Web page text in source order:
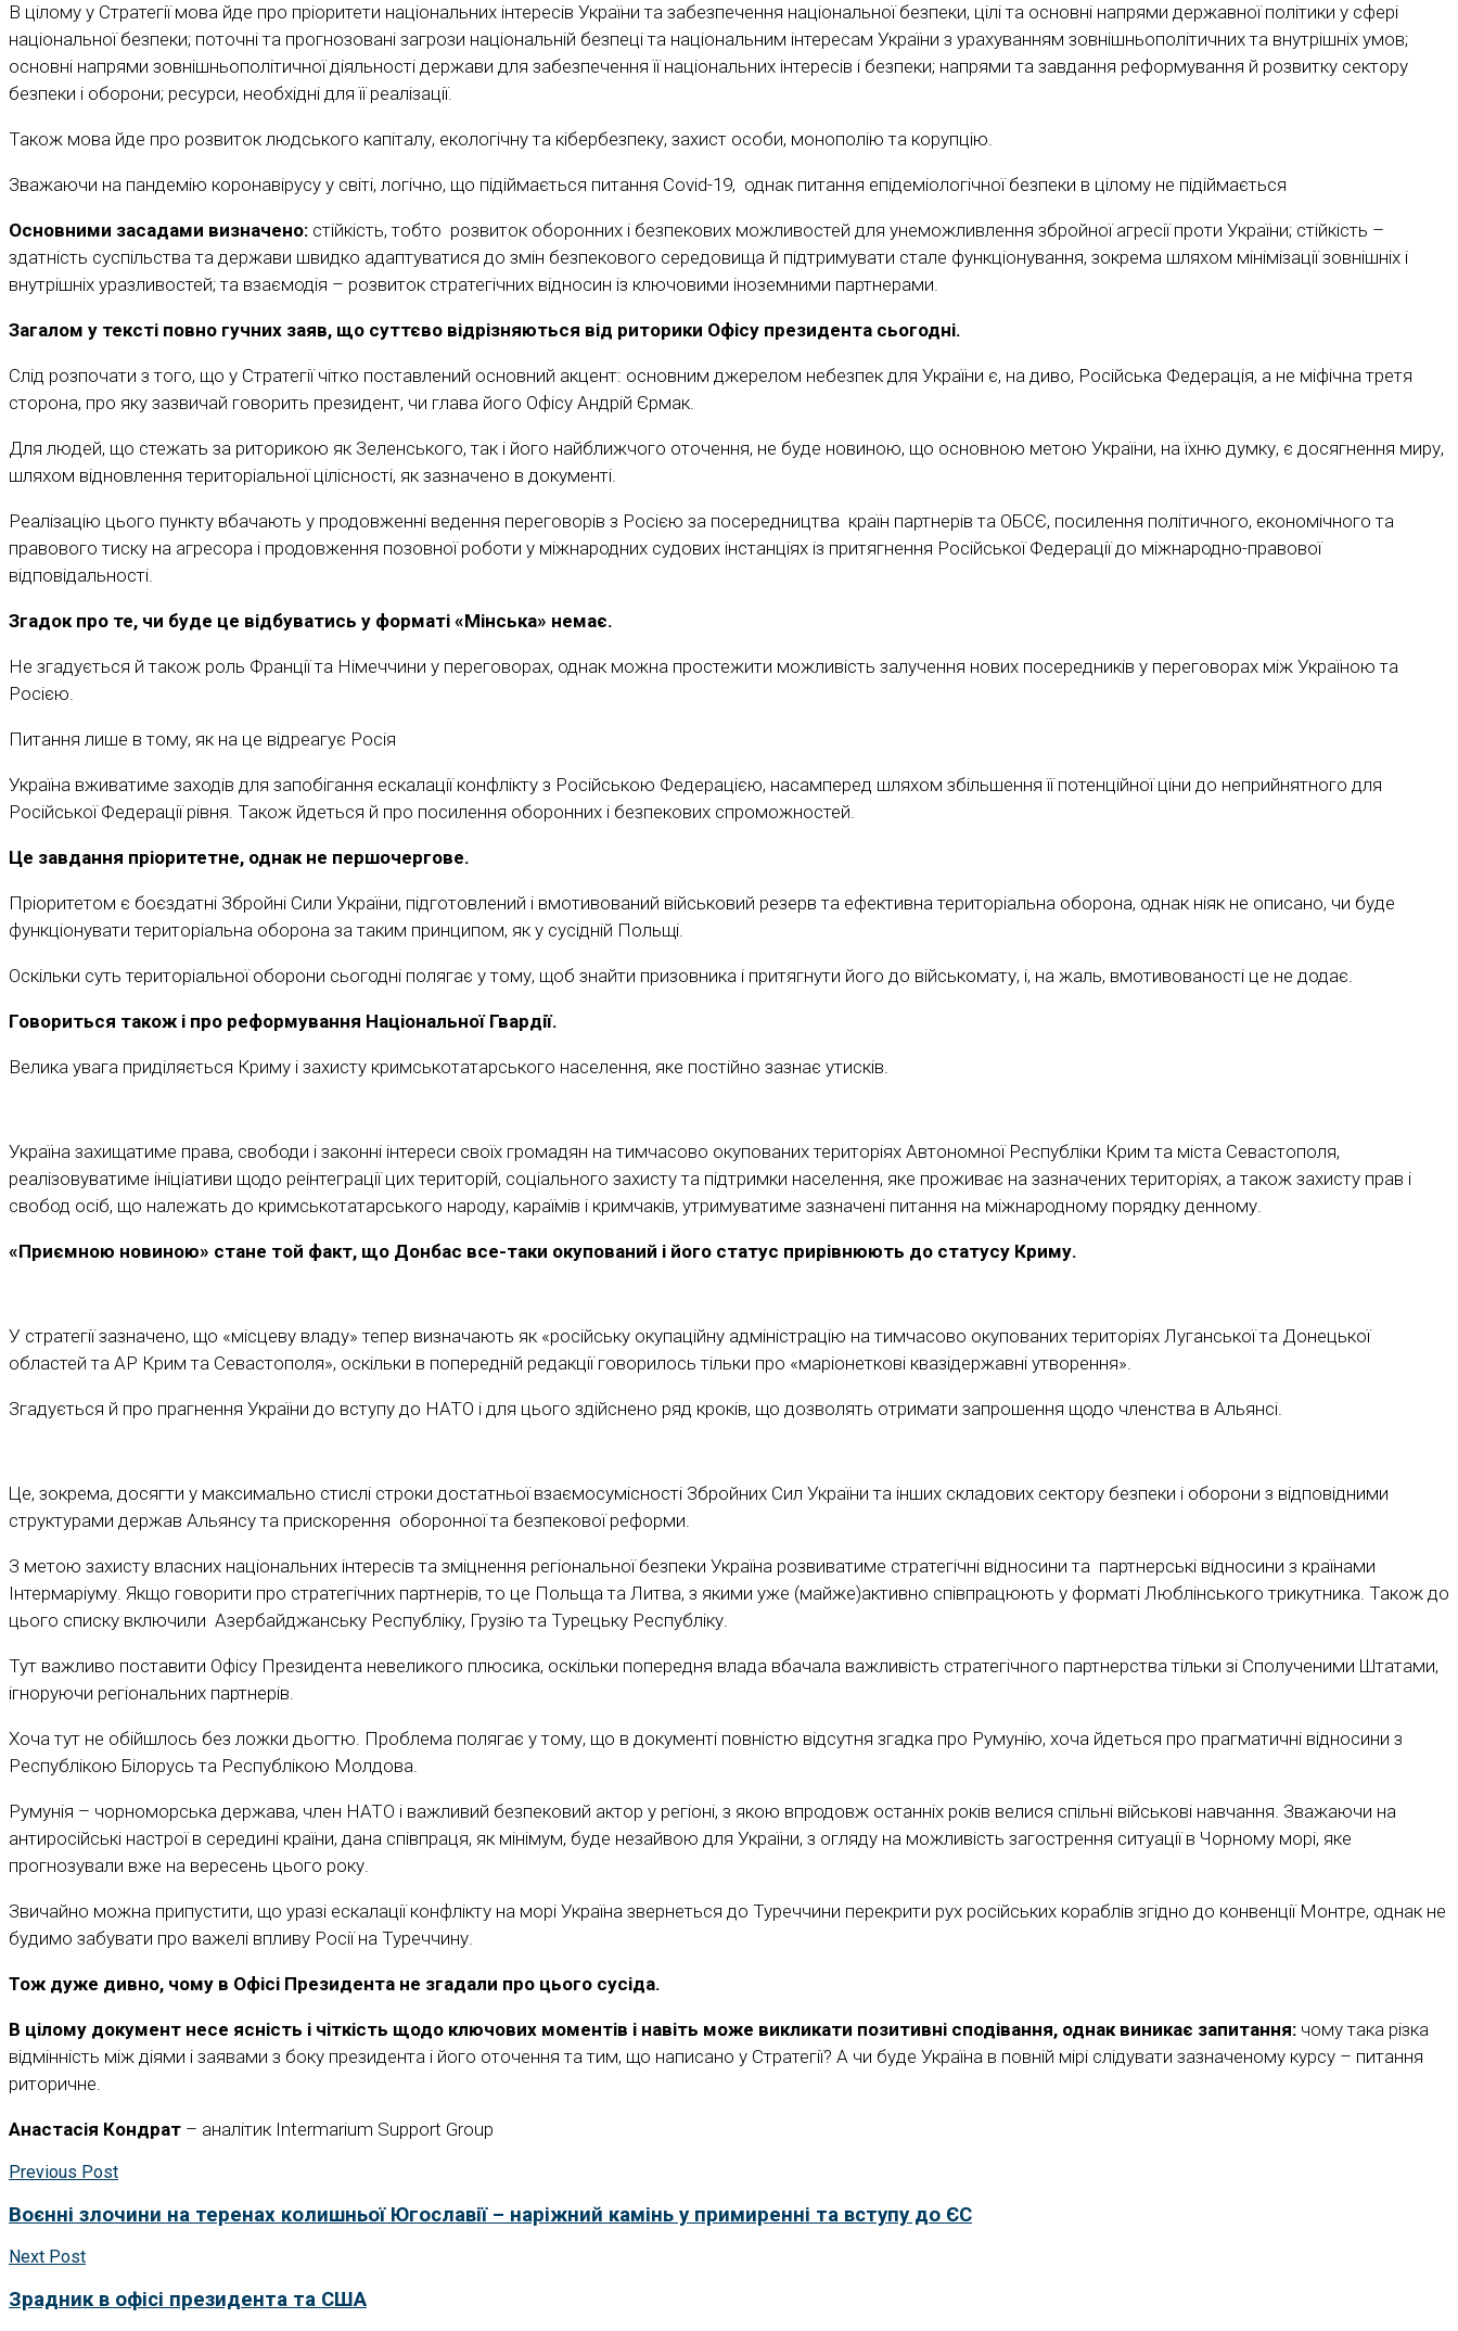
В цілому у Стратегії мова йде про пріоритети національних інтересів України та забезпечення національної безпеки, цілі та основні напрями державної політики у сфері
національної безпеки; поточні та прогнозовані загрози національній безпеці та національним інтересам України з урахуванням зовнішньополітичних та внутрішніх умов;
основні напрями зовнішньополітичної діяльності держави для забезпечення її національних інтересів і безпеки; напрями та завдання реформування й розвитку сектору
безпеки і оборони; ресурси, необхідні для її реалізації.
Також мова йде про розвиток людського капіталу, екологічну та кібербезпеку, захист особи, монополію та корупцію.
Зважаючи на пандемію коронавірусу у світі, логічно, що підіймається питання Сovid-19, однак питання епідеміологічної безпеки в цілому не підіймається
Основними засадами визначено: стійкість, тобто розвиток оборонних і безпекових можливостей для унеможливлення збройної агресії проти України; стійкість –
здатність суспільства та держави швидко адаптуватися до змін безпекового середовища й підтримувати стале функціонування, зокрема шляхом мінімізації зовнішніх і
внутрішніх уразливостей; та взаємодія – розвиток стратегічних відносин із ключовими іноземними партнерами.
Загалом у тексті повно гучних заяв, що суттєво відрізняються від риторики Офісу президента сьогодні.
Слід розпочати з того, що у Стратегії чітко поставлений основний акцент: основним джерелом небезпек для України є, на диво, Російська Федерація, а не міфічна третя
сторона, про яку зазвичай говорить президент, чи глава його Офісу Андрій Єрмак.
Для людей, що стежать за риторикою як Зеленського, так і його найближчого оточення, не буде новиною, що основною метою України, на їхню думку, є досягнення миру,
шляхом відновлення територіальної цілісності, як зазначено в документі.
Реалізацію цього пункту вбачають у продовженні ведення переговорів з Росією за посередництва країн партнерів та ОБСЄ, посилення політичного, економічного та
правового тиску на агресора і продовження позовної роботи у міжнародних судових інстанціях із притягнення Російської Федерації до міжнародно-правової
відповідальності.
Згадок про те, чи буде це відбуватись у форматі «Мінська» немає.
Не згадується й також роль Франції та Німеччини у переговорах, однак можна простежити можливість залучення нових посередників у переговорах між Україною та
Росією.
Питання лише в тому, як на це відреагує Росія
Україна вживатиме заходів для запобігання ескалації конфлікту з Російською Федерацією, насамперед шляхом збільшення її потенційної ціни до неприйнятного для
Російської Федерації рівня. Також йдеться й про посилення оборонних і безпекових спроможностей.
Це завдання пріоритетне, однак не першочергове.
Пріоритетом є боєздатні Збройні Сили України, підготовлений і вмотивований військовий резерв та ефективна територіальна оборона, однак ніяк не описано, чи буде
функціонувати територіальна оборона за таким принципом, як у сусідній Польщі.
Оскільки суть територіальної оборони сьогодні полягає у тому, щоб знайти призовника і притягнути його до військомату, і, на жаль, вмотивованості це не додає.
Говориться також і про реформування Національної Гвардії.
Велика увага приділяється Криму і захисту кримськотатарського населення, яке постійно зазнає утисків.
Україна захищатиме права, свободи і законні інтереси своїх громадян на тимчасово окупованих територіях Автономної Республіки Крим та міста Севастополя,
реалізовуватиме ініціативи щодо реінтеграції цих територій, соціального захисту та підтримки населення, яке проживає на зазначених територіях, а також захисту прав і
свобод осіб, що належать до кримськотатарського народу, караїмів і кримчаків, утримуватиме зазначені питання на міжнародному порядку денному.
«Приємною новиною» стане той факт, що Донбас все-таки окупований і його статус прирівнюють до статусу Криму.
У стратегії зазначено, що «місцеву владу» тепер визначають як «російську окупаційну адміністрацію на тимчасово окупованих територіях Луганської та Донецької
областей та АР Крим та Севастополя», оскільки в попередній редакції говорилось тільки про «маріонеткові квазідержавні утворення».
Згадується й про прагнення України до вступу до НАТО і для цього здійснено ряд кроків, що дозволять отримати запрошення щодо членства в Альянсі.
Це, зокрема, досягти у максимально стислі строки достатньої взаємосумісності Збройних Сил України та інших складових сектору безпеки і оборони з відповідними
структурами держав Альянсу та прискорення оборонної та безпекової реформи.
З метою захисту власних національних інтересів та зміцнення регіональної безпеки Україна розвиватиме стратегічні відносини та партнерські відносини з країнами
Інтермаріуму. Якщо говорити про стратегічних партнерів, то це Польща та Литва, з якими уже (майже)активно співпрацюють у форматі Люблінського трикутника. Також до
цього списку включили Азербайджанську Республіку, Грузію та Турецьку Республіку.
Тут важливо поставити Офісу Президента невеликого плюсика, оскільки попередня влада вбачала важливість стратегічного партнерства тільки зі Сполученими Штатами,
ігноруючи регіональних партнерів.
Хоча тут не обійшлось без ложки дьогтю. Проблема полягає у тому, що в документі повністю відсутня згадка про Румунію, хоча йдеться про прагматичні відносини з
Республікою Білорусь та Республікою Молдова.
Румунія – чорноморська держава, член НАТО і важливий безпековий актор у регіоні, з якою впродовж останніх років велися спільні військові навчання. Зважаючи на
антиросійські настрої в середині країни, дана співпраця, як мінімум, буде незайвою для України, з огляду на можливість загострення ситуації в Чорному морі, яке
прогнозували вже на вересень цього року.
Звичайно можна припустити, що уразі ескалації конфлікту на морі Україна звернеться до Туреччини перекрити рух російських кораблів згідно до конвенції Монтре, однак не
будимо забувати про важелі впливу Росії на Туреччину.
Тож дуже дивно, чому в Офісі Президента не згадали про цього сусіда.
В цілому документ несе ясність і чіткість щодо ключових моментів і навіть може викликати позитивні сподівання, однак виникає запитання: чому така різка
відмінність між діями і заявами з боку президента і його оточення та тим, що написано у Стратегії? А чи буде Україна в повній мірі слідувати зазначеному курсу – питання
риторичне.
Анастасія Кондрат – аналітик Intermarium Support Group
Previous Post
Воєнні злочини на теренах колишньої Югославії – наріжний камінь у примиренні та вступу до ЄС
Next Post
​Зрадник в офісі президента та США